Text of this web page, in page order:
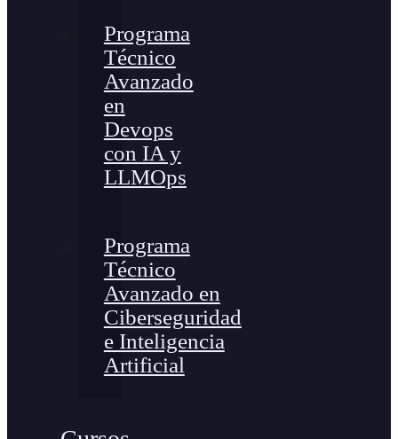
Programa
Técnico
Avanzado
en
Devops
con IA y
LLMOps
Programa
Técnico
Avanzado en
Ciberseguridad
e Inteligencia
Artificial